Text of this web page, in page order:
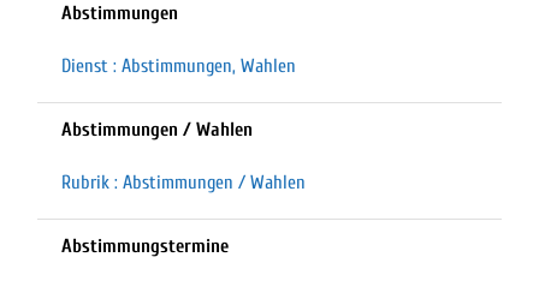
Abstimmungen
Dienst : Abstimmungen, Wahlen
Abstimmungen / Wahlen
Rubrik : Abstimmungen / Wahlen
Abstimmungstermine